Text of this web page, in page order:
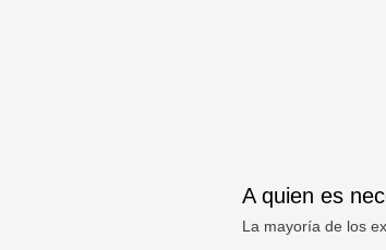
A quien es
La mayoría de los